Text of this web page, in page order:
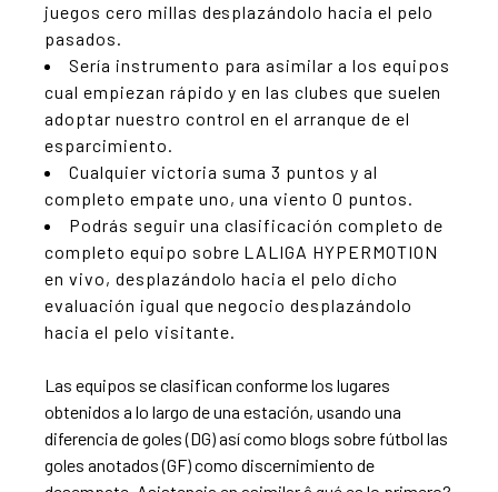
juegos cero millas desplazándolo hacia el pelo
pasados.
Serí­a instrumento para asimilar a los equipos
cual empiezan rápido y en las clubes que suelen
adoptar nuestro control en el arranque de el
esparcimiento.
Cualquier victoria suma 3 puntos y al
completo empate uno, una viento 0 puntos.
Podrás seguir una clasificación completo de
completo equipo sobre LALIGA HYPERMOTION
en vivo, desplazándolo hacia el pelo dicho
evaluación igual que negocio desplazándolo
hacia el pelo visitante.
Las equipos se clasifican conforme los lugares
obtenidos a lo largo de una estación, usando una
diferencia de goles (DG) así­ comoblogs sobre fútbol las
goles anotados (GF) como discernimiento de